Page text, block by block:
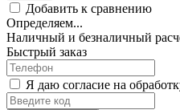
Добавить к сравнению
Определяем...
Наличный и безналичный
Быстрый заказ
Я даю согласие на